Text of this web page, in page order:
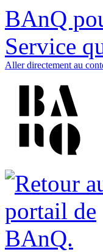
BAnQ
Service
Aller directement au